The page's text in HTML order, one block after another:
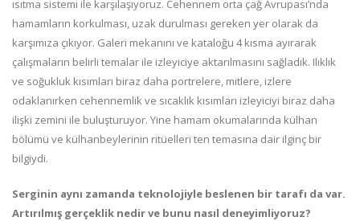
ısıtma sistemi ile karşılaşıyoruz. Cehennem orta çağ Avrupası’nda
hamamların korkulması, uzak durulması gereken yer olarak da
karşımıza çıkıyor. Galeri mekanını ve kataloğu 4 kısma ayırarak
çalışmaların belirli temalar ile izleyiciye aktarılmasını sağladık. Ilıklık
ve soğukluk kısımları biraz daha portrelere, mitlere, izlere
odaklanırken cehennemlik ve sıcaklık kısımları izleyiciyi biraz daha
ilişki zemini ile buluşturuyor. Yine hamam okumalarında külhan
bölümü ve külhanbeylerinin ritüelleri ten temasına dair ilginç bir
bilgiydi.
Serginin aynı zamanda teknolojiyle beslenen bir tarafı da var.
Artırılmış gerçeklik nedir ve bunu nasıl deneyimliyoruz?